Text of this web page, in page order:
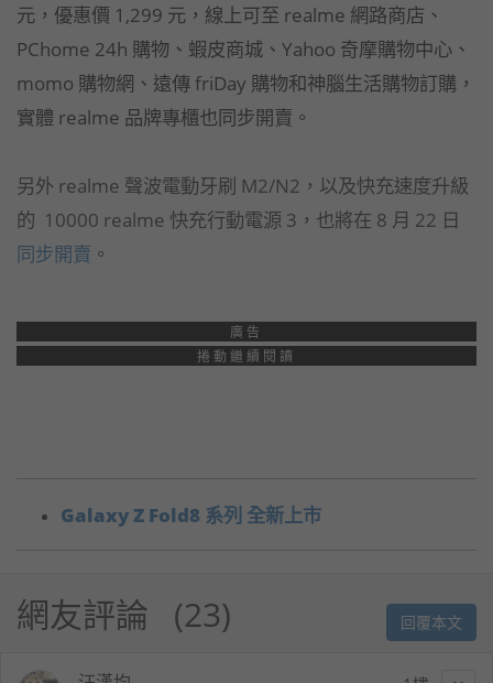
元， 優惠價 1,299 元，線上可至 realme 網路商店、
PChome 24h 購物、蝦皮商城、Yahoo 奇摩購物中心、
momo 購物網、遠傳 friDay 購物和神腦生活購物訂購，
實體 realme 品牌專櫃也同步開賣。
另外 realme 聲波電動牙刷 M2/N2，以及快充速度升級
的 10000 realme 快充行動電源 3，也將在 8 月 22 日
同步開賣 。
廣告
捲動繼續閱讀
Galaxy Z Fold8 系列 全新上市
網友評論 23 回覆本文